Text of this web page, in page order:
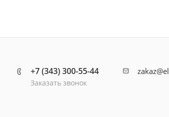
+7 (343) 300-55-44
Заказать звонок